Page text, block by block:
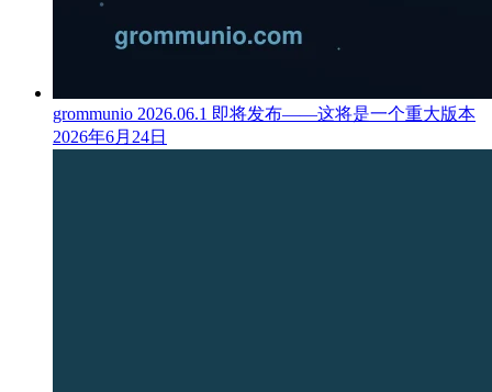
grommunio 2026.06.1 即将发布——这将是一个重大版本
2026年6月24日